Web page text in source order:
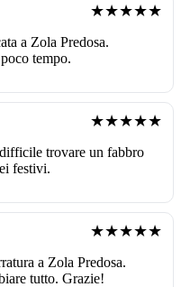
★★★★★
a Zola Predosa.
tempo.
★★★★★
trovare un fabbro
festivi.
★★★★★
a Zola Predosa.
tutto. Grazie!